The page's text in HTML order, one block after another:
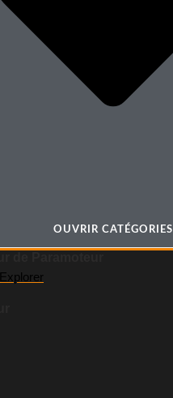
OUVRIR CATÉGORIES
Explorer